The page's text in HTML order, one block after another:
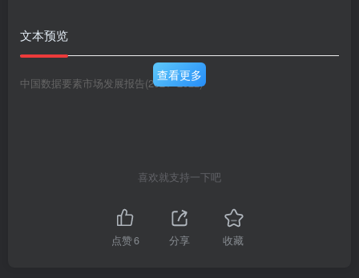
文本预览
中国数据要素市场发展报告(2021~2022)
查看更多
喜欢就支持一下吧
点赞6 分享 收藏